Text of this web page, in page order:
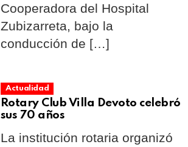
Cooperadora del Hospital
Zubizarreta, bajo la
conducción de […]
Actualidad
Rotary Club Villa Devoto celebró
sus 70 años
La institución rotaria organizó